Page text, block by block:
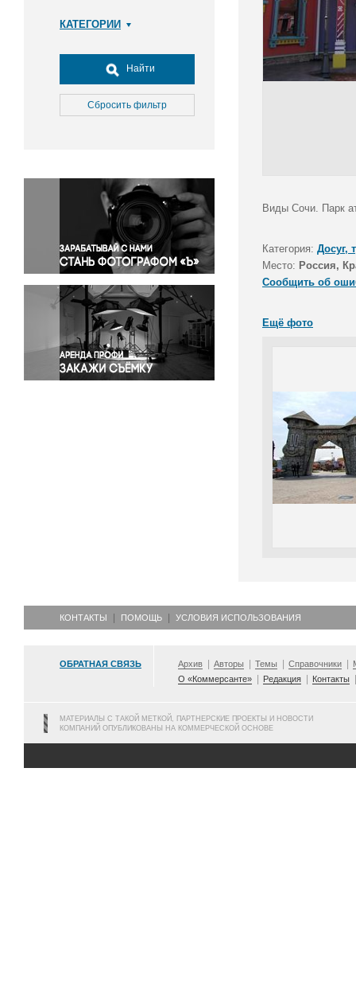
КАТЕГОРИИ
Досуг, туризм и отдых
Культура
Медицина
Окружающая среда
Политика
Правосудие
Происшествия и конфликты
Религия
Светская жизнь
Спорт
Экология
Экономика и бизнес
Найти
Сбросить фильтр
Виды Сочи. Парк
Категория: Досуг,
Место: Россия,
Сообщить об
Ещё фото
КОНТАКТЫ ПОМОЩЬ УСЛОВИЯ ИСПОЛЬЗОВАНИЯ
ОБРАТНАЯ СВЯЗЬ Архив Авторы Темы Справочники
О «Коммерсанте»
Редакция Контакты
МАТЕРИАЛЫ С ТАКОЙ МЕТКОЙ, ПАРТНЕРСКИЕ ПРОЕКТЫ И НОВОСТИ
КОМПАНИЙ ОПУБЛИКОВАНЫ НА КОММЕРЧЕСКОЙ ОСНОВЕ